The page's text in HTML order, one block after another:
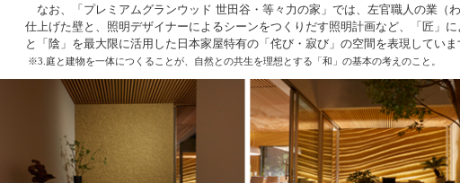
なお、「プレミアムグランウッド 世田谷・等々力の家」では、左官職人の業（
仕上げた壁と、照明デザイナーによるシーンをつくりだす照明計画など、「匠」
と「陰」を最大限に活用した日本家屋特有の「侘び・寂び」の空間を表現していま
※3.庭と建物を一体につくることが、自然との共生を理想とする「和」の基本の考えのこと。